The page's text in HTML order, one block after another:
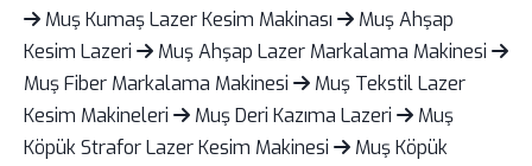
Muş Kumaş Lazer Kesim Makinası
Muş Ahşap
Kesim Lazeri
Muş Ahşap Lazer Markalama Makinesi
Muş Fiber Markalama Makinesi
Muş Tekstil Lazer
Kesim Makineleri
Muş Deri Kazıma Lazeri
Muş
Köpük Strafor Lazer Kesim Makinesi
Muş Köpük